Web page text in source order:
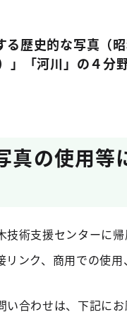
歴史的な写真（
」「河川」の４分
真の使用等
術支援センターに帰
リンク、商用での使
合わせは、下記にお